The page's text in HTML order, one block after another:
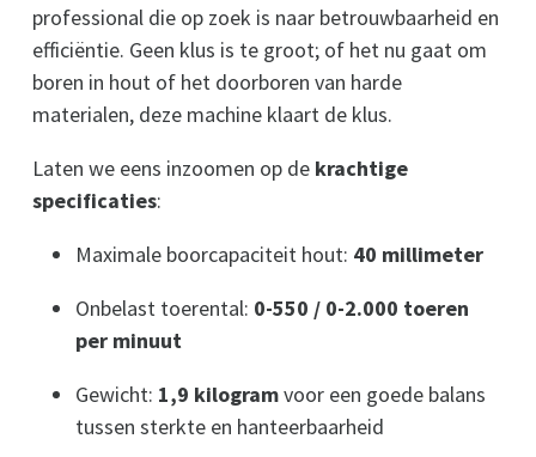
professional die op zoek is naar betrouwbaarheid en
efficiëntie. Geen klus is te groot; of het nu gaat om
boren in hout of het doorboren van harde
materialen, deze machine klaart de klus.
Laten we eens inzoomen op de krachtige
specificaties:
Maximale boorcapaciteit hout: 40 millimeter
Onbelast toerental: 0-550 / 0-2.000 toeren
per minuut
Gewicht: 1,9 kilogramvoor een goede balans
tussen sterkte en hanteerbaarheid